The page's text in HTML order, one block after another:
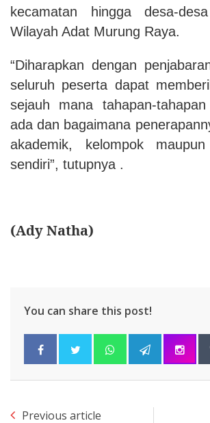
kecamatan hingga desa-
Wilayah Adat Murung Raya.
“Diharapkan dengan
seluruh peserta dapat
sejauh mana tahapan-
ada dan bagaimana
akademik, kelompok
sendiri”, tutupnya .
(Ady Natha)
You can share this post!
Previous article